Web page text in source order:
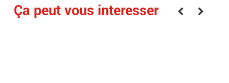
Ça peut vous interesser